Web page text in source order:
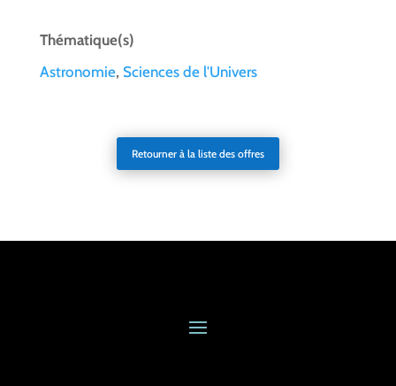
Thématique(s)
Astronomie, Sciences de l'Univers
Retourner à la liste des offres